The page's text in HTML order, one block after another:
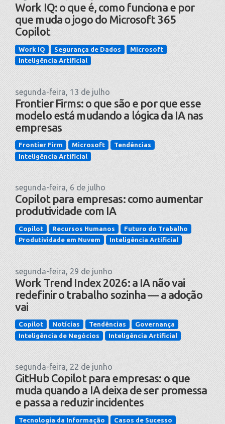
Work IQ: o que é, como funciona e por
que muda o jogo do Microsoft 365
Copilot
Work IQ Segurança de Dados
Microsoft
Inteligência Artificial
segunda-feira, 13 de julho
Frontier Firms: o que são e por que esse
modelo está mudando a lógica da IA nas
empresas
Frontier Firm Microsoft
Tendências
Inteligência Artificial
segunda-feira, 6 de julho
Copilot para empresas: como aumentar
produtividade com IA
Copilot Recursos Humanos
Futuro do Trabalho
Produtividade em Nuvem
Inteligência Artificial
segunda-feira, 29 de junho
Work Trend Index 2026: a IA não vai
redefinir o trabalho sozinha — a adoção
vai
Copilot Notícias Tendências
Governança
Inteligência de Negócios
Inteligência Artificial
segunda-feira, 22 de junho
GitHub Copilot para empresas: o que
muda quando a IA deixa de ser promessa
e passa a reduzir incidentes
Tecnologia da Informação
Casos de Sucesso